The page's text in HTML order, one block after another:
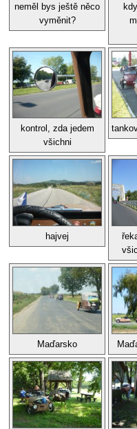
neměl bys ještě něco
vyměnit?
kontrol, zda jedem
všichni
hajvej
Maďarsko